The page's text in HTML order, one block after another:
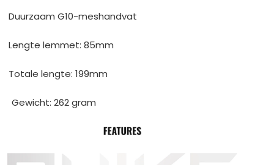
Duurzaam G10-meshandvat
Lengte lemmet: 85mm
Totale lengte: 199mm
262 gram